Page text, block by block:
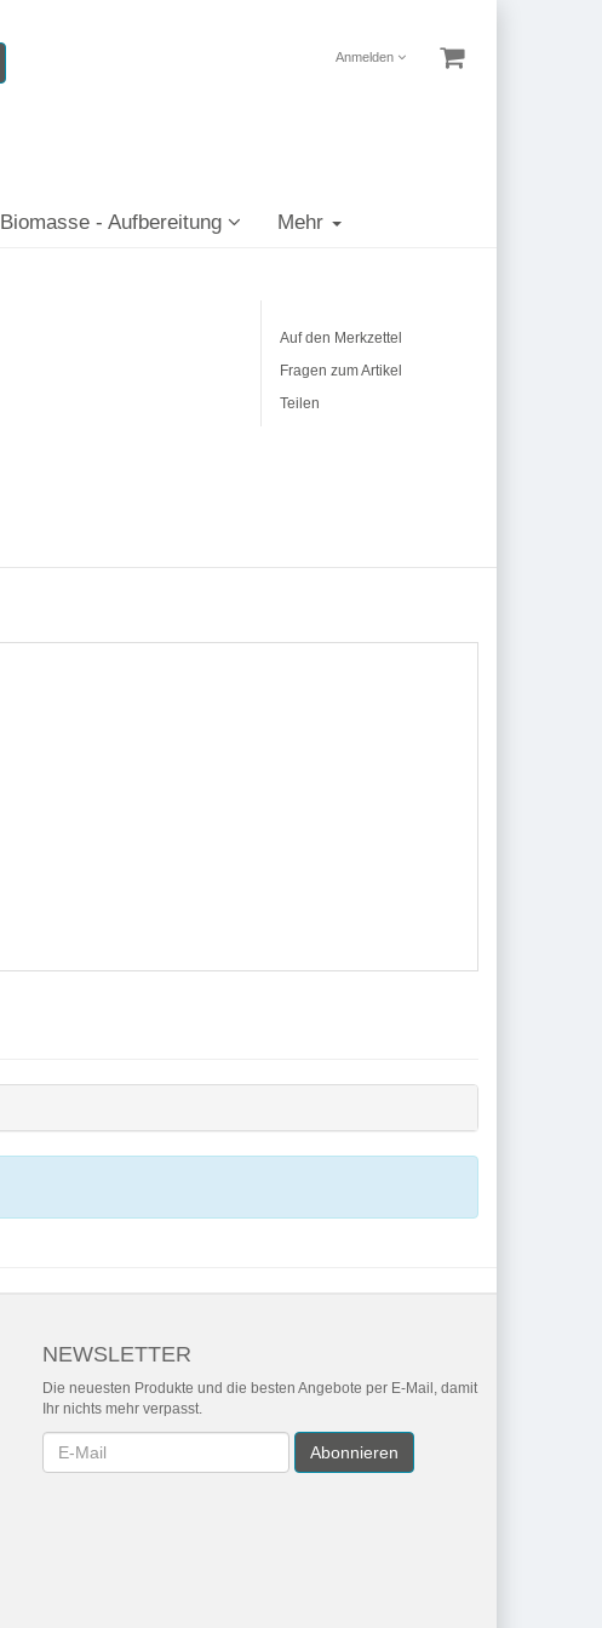
Anmelden
Biomasse - Aufbereitung Mehr
Auf den Merkzettel
Fragen zum Artikel
Teilen
NEWSLETTER
Die neuesten Produkte und die besten Angebote per E-Mail, damit
Ihr nichts mehr verpasst.
Newsletter Abonnieren